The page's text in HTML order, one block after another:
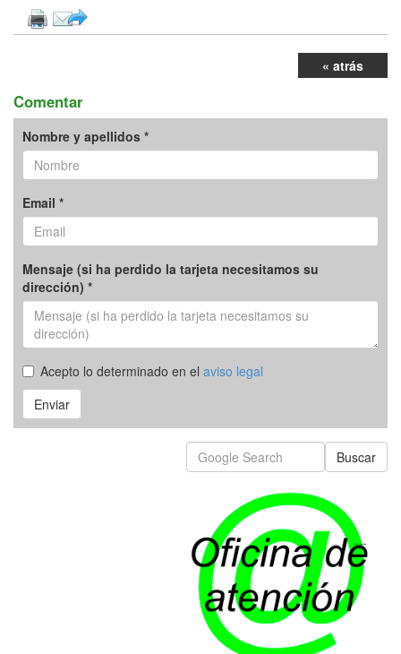
« atrás
Comentar
Nombre y apellidos *
Email *
Mensaje (si ha perdido la tarjeta necesitamos su
dirección) *
Acepto lo determinado en el aviso legal
Enviar
Buscar